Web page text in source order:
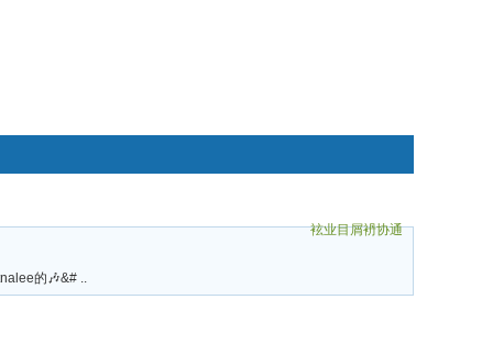
袨业目屑袇协通
的🎶&# ..